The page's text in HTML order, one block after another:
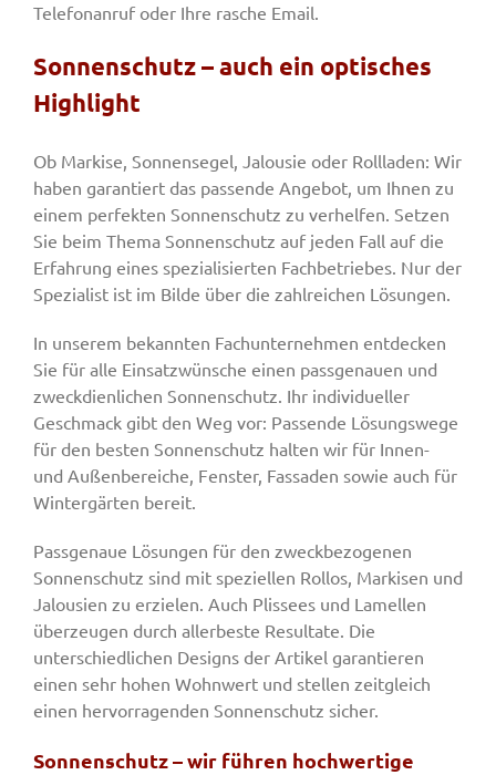
Telefonanruf oder Ihre rasche Email.
Sonnenschutz – auch ein optisches
Highlight
Ob Markise, Sonnensegel, Jalousie oder Rollladen: Wir
haben garantiert das passende Angebot, um Ihnen zu
einem perfekten Sonnenschutz zu verhelfen. Setzen
Sie beim Thema Sonnenschutz auf jeden Fall auf die
Erfahrung eines spezialisierten Fachbetriebes. Nur der
Spezialist ist im Bilde über die zahlreichen Lösungen.
In unserem bekannten Fachunternehmen entdecken
Sie für alle Einsatzwünsche einen passgenauen und
zweckdienlichen Sonnenschutz. Ihr individueller
Geschmack gibt den Weg vor: Passende Lösungswege
für den besten Sonnenschutz halten wir für Innen-
und Außenbereiche, Fenster, Fassaden sowie auch für
Wintergärten bereit.
Passgenaue Lösungen für den zweckbezogenen
Sonnenschutz sind mit speziellen Rollos, Markisen und
Jalousien zu erzielen. Auch Plissees und Lamellen
überzeugen durch allerbeste Resultate. Die
unterschiedlichen Designs der Artikel garantieren
einen sehr hohen Wohnwert und stellen zeitgleich
einen hervorragenden Sonnenschutz sicher.
Sonnenschutz – wir führen hochwertige